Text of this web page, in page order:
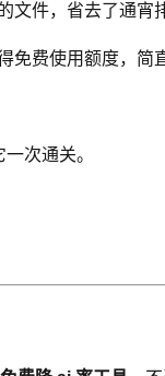
件，省去了通宵
费使用额度，简
次通关。